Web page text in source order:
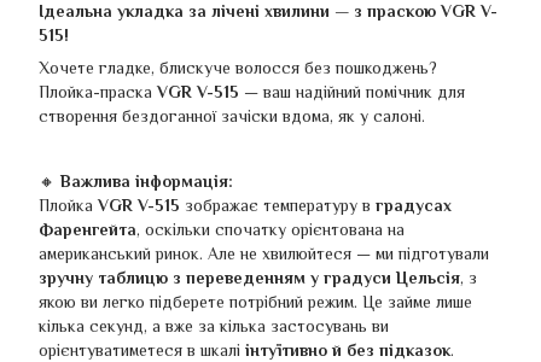
Ідеальна укладка за лічені хвилини — з праскоюVGR V-
515!
Хочете гладке, блискуче волосся без пошкоджень?
Плойка-праскаVGR V-515 — ваш надійний помічник для
створення бездоганної зачіски вдома, як у салоні.
🔸 Важлива інформація:
ПлойкаVGR V-515 зображає температуру в градусах
Фаренгейта, оскільки спочатку орієнтована на
американський ринок. Але не хвилюйтеся — ми підготували
зручну таблицю з переведенням у градуси Цельсія, з
якою ви легко підберете потрібний режим. Це займе лише
кілька секунд, а вже за кілька застосувань ви
орієнтуватиметеся в шкалі інтуїтивно й без підказок.